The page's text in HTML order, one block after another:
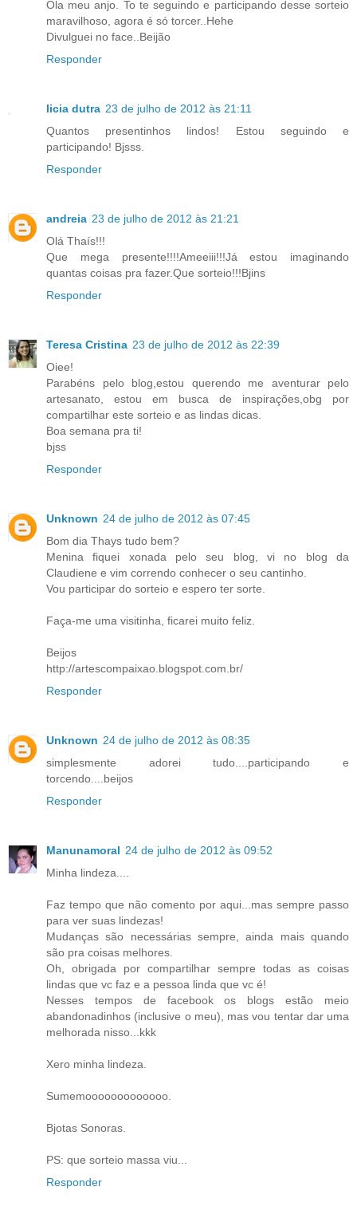
Ola meu anjo. To te seguindo e participando desse sorteio
maravilhoso, agora é só torcer..Hehe
Divulguei no face..Beijão
Responder
licia dutra 23 de julho de 2012 às 21:11
Quantos presentinhos lindos! Estou seguindo e
participando! Bjsss.
Responder
andreia 23 de julho de 2012 às 21:21
Olá Thaís!!!
Que mega presente!!!!Ameeiii!!!Já estou imaginando
quantas coisas pra fazer.Que sorteio!!!Bjins
Responder
Teresa Cristina 23 de julho de 2012 às 22:39
Oiee!
Parabéns pelo blog,estou querendo me aventurar pelo
artesanato, estou em busca de inspirações,obg por
compartilhar este sorteio e as lindas dicas.
Boa semana pra ti!
bjss
Responder
Unknown 24 de julho de 2012 às 07:45
Bom dia Thays tudo bem?
Menina fiquei xonada pelo seu blog, vi no blog da
Claudiene e vim correndo conhecer o seu cantinho.
Vou participar do sorteio e espero ter sorte.
Faça-me uma visitinha, ficarei muito feliz.
Beijos
http://artescompaixao.blogspot.com.br/
Responder
Unknown 24 de julho de 2012 às 08:35
simplesmente adorei tudo....participando e
torcendo....beijos
Responder
Manunamoral 24 de julho de 2012 às 09:52
Minha lindeza....
Faz tempo que não comento por aqui...mas sempre passo
para ver suas lindezas!
Mudanças são necessárias sempre, ainda mais quando
são pra coisas melhores.
Oh, obrigada por compartilhar sempre todas as coisas
lindas que vc faz e a pessoa linda que vc é!
Nesses tempos de facebook os blogs estão meio
abandonadinhos (inclusive o meu), mas vou tentar dar uma
melhorada nisso...kkk
Xero minha lindeza.
Sumemooooooooooooo.
Bjotas Sonoras.
PS: que sorteio massa viu...
Responder